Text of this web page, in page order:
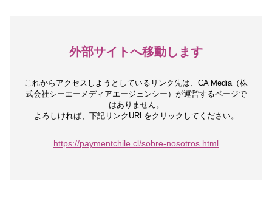
外部サイトへ移動します
これからアクセスしようとしているリンク先は、 CA Media（株
式会社シーエーメディアエージェンシー）が運営するページで
はありません。
よろしければ、下記リンクURLをクリックしてください。
https://paymentchile.cl/sobre-nosotros.html